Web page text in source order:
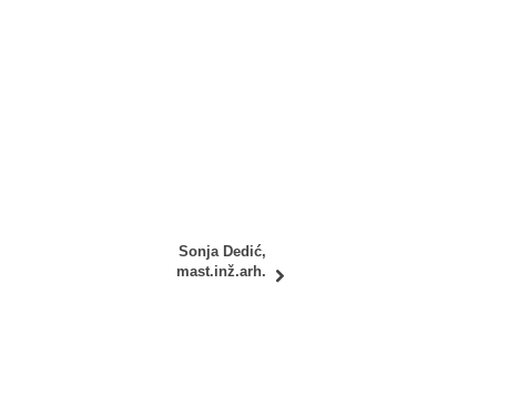
Sonja Dedić,
mast.inž.arh.